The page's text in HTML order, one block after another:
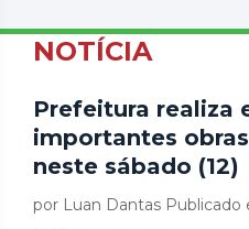
NOTÍCIA
Prefeitura realiza
importantes
neste sábado (12)
por Luan Dantas Publicado